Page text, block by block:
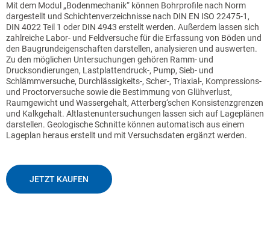
Mit dem Modul „Bodenmechanik“ können Bohrprofile nach Norm
dargestellt und Schichtenverzeichnisse nach DIN EN ISO 22475-1,
DIN 4022 Teil 1 oder DIN 4943 erstellt werden. Außerdem lassen sich
zahlreiche Labor- und Feldversuche für die Erfassung von Böden und
den Baugrundeigenschaften darstellen, ana­ly­sieren und auswerten.
Zu den möglichen Untersuchungen gehören Ramm- und
Drucksondierungen, Lastplattendruck-, Pump, Sieb- und
Schlämmversuche, Durchlässigkeits-, Scher-, Triaxial-, Kompressions-
und Proctorversuche sowie die Bestimmung von Glühverlust,
Raumgewicht und Wassergehalt, Atterberg‘schen Konsistenzgrenzen
und Kalkgehalt. Altlastenuntersuchungen lassen sich auf Lageplänen
darstellen. Geologische Schnitte können automatisch aus einem
Lageplan heraus erstellt und mit Versuchsdaten ergänzt werden.
JETZT KAUFEN